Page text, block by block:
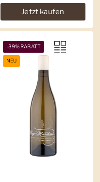
Jetzt kaufen
-39% RABATT
NEU